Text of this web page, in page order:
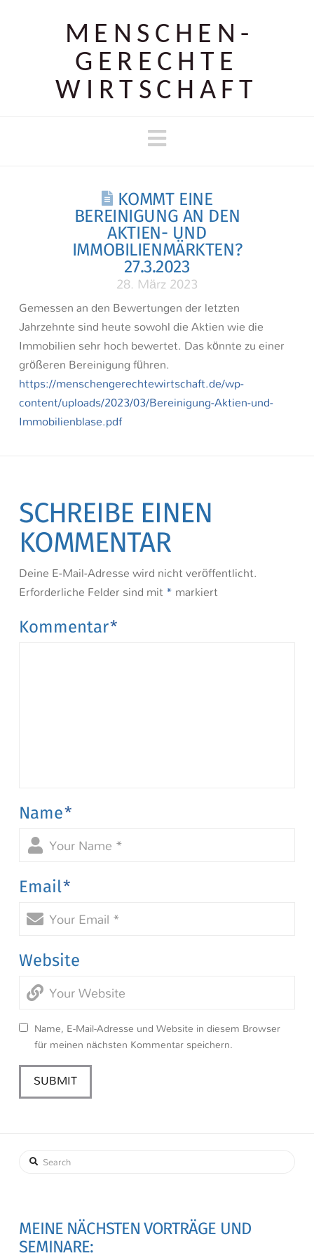
MENSCHEN­
GERECHTE
WIRTSCHAFT
Navigation
KOMMT EINE
BEREINIGUNG AN DEN
AKTIEN- UND
IMMOBILIENMÄRKTEN?
27.3.2023
28. März 2023
Gemessen an den Bewertungen der letzten
Jahrzehnte sind heute sowohl die Aktien wie die
Immobilien sehr hoch bewertet. Das könnte zu einer
größeren Bereinigung führen.
https://menschengerechtewirtschaft.de/wp-
content/uploads/2023/03/Bereinigung-Aktien-und-
Immobilienblase.pdf
SCHREIBE EINEN
KOMMENTAR
Deine E-Mail-Adresse wird nicht veröffentlicht.
Erforderliche Felder sind mit*markiert
Kommentar*
Name*
Email*
Website
Name, E-Mail-Adresse und Website in diesem Browser
für meinen nächsten Kommentar speichern.
Search
MEINE NÄCHSTEN VORTRÄGE UND
SEMINARE: